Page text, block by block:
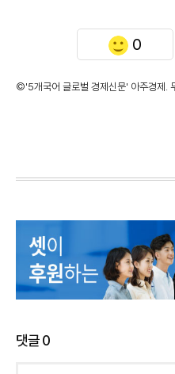
0
©'5개국어 글로벌 경제신문' 아주경제.
댓글0